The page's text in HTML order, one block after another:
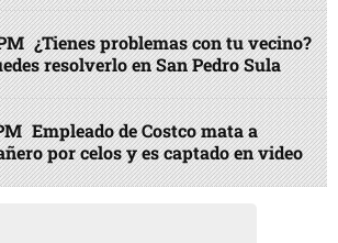
¿Tienes problemas con tu vecino?
resolverlo en San Pedro Sula
Empleado de Costco mata a
por celos y es captado en video